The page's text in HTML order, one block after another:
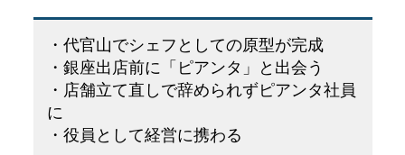
・代官山でシェフとしての原型が完成
・銀座出店前に「ピアンタ」と出会う
・店舗立て直しで辞められずピアンタ社員
に
・役員として経営に携わる